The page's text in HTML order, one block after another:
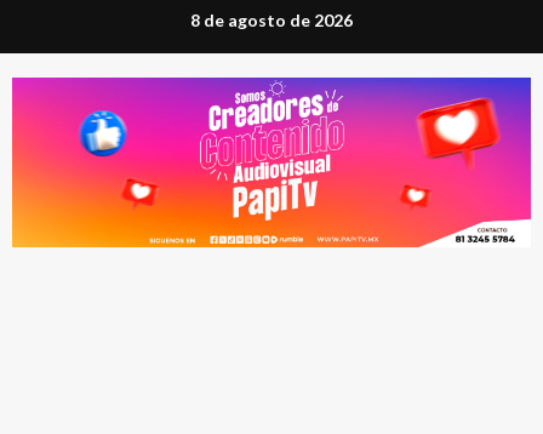
al
contenido
8 de agosto de 2026